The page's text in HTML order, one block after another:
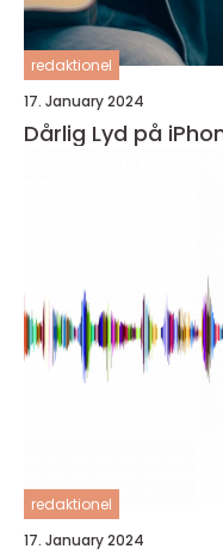
redaktionel
17. January 2024
Dårlig Lyd på
redaktionel
17. January 2024